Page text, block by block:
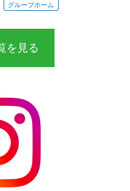
グループホーム
を見る